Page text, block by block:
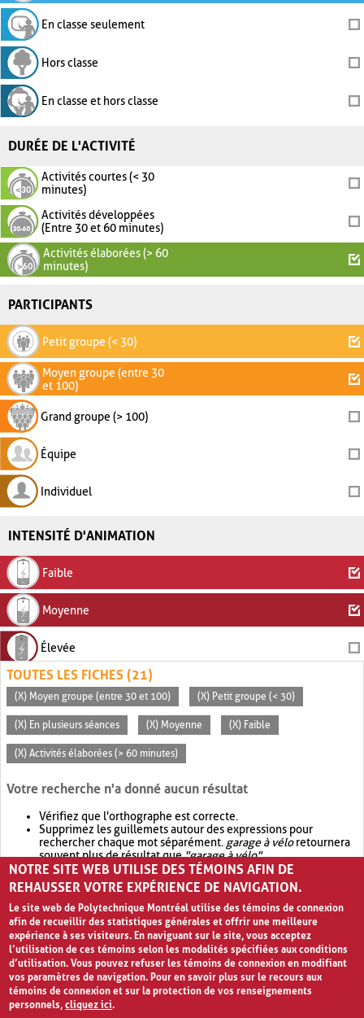
En classe seulement
Hors classe
En classe et hors classe
DURÉE DE L'ACTIVITÉ
Activités courtes (< 30
minutes)
Activités développées
(Entre 30 et 60 minutes)
Activités élaborées (> 60
minutes)
PARTICIPANTS
Petit groupe (< 30)
Moyen groupe (entre 30
et 100)
Grand groupe (> 100)
Équipe
Individuel
INTENSITÉ D'ANIMATION
Faible
Moyenne
Élevée
TOUTES LES FICHES (21)
(X) Moyen groupe (entre 30 et 100) (X) Petit groupe (< 30)
(X) En plusieurs séances (X) Moyenne (X) Faible
(X) Activités élaborées (> 60 minutes)
Votre recherche n'a donné aucun résultat
Vérifiez que l'orthographe est correcte.
Supprimez les guillemets autour des expressions pour
rechercher chaque mot séparément. garage à véloretournera
souvent plus de résultat que"garage à vélo".
Envisagez d'élargir votre recherche avec OR.garage OR vélo
retournera souvent plus de résultat quegarage à vélo
NOTRE SITE WEB UTILISE DES TÉMOINS AFIN DE
REHAUSSER VOTRE EXPÉRIENCE DE NAVIGATION.
Le site web de Polytechnique Montréal utilise des témoins de connexion
afin de recueillir des statistiques générales et offrir une meilleure
expérience à ses visiteurs. En naviguant sur le site, vous acceptez
l’utilisation de ces témoins selon les modalités spécifiées aux conditions
d’utilisation. Vous pouvez refuser les témoins de connexion en modifiant
vos paramètres de navigation. Pour en savoir plus sur le recours aux
témoins de connexion et sur la protection de vos renseignements
personnels,cliquez ici.